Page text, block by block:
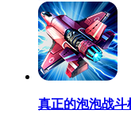
真正的泡泡战斗